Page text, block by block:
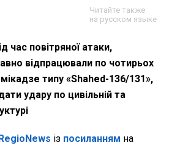
Читайте также
на русском языке
час повітряної атаки,
відпрацювали по чотирьох
типу «Shahed-136/131»,
удару по цивільній та
із посиланням на